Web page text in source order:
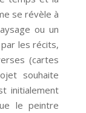
se révèle à
ou un
les récits,
(cartes
souhaite
initialement
le peintre